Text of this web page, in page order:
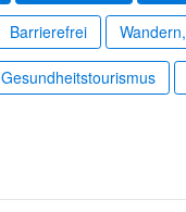
Barrierefrei
Gesundheitstourismus